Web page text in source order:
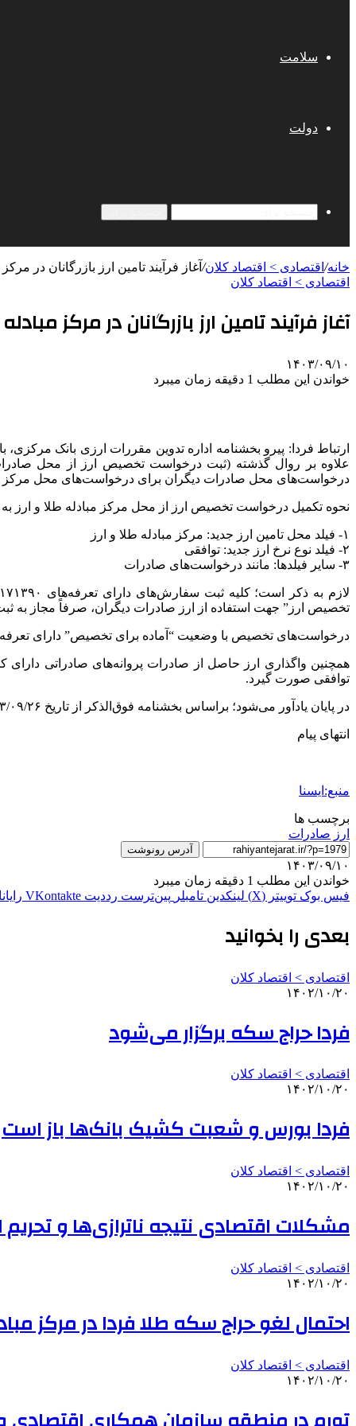
سلامت
دولت
خانه/ اقتصادی > اقتصاد کلان/ آغاز فرآیند تامین ارز بازرگانان در مرکز
اقتصادی > اقتصاد کلان
آغاز فرآیند تامین ارز بازرگانان در مرکز مبادله
۱۴۰۳/۰۹/۱۰
خواندن این مطلب 1 دقیقه زمان میبرد
ارتباط فردا: پیرو بخشنامه اداره تدوین مقررات ارزی بانک
علاوه بر روال گذشته (ثبت درخواست تخصیص ارز از محل
درخواست‌های محل صادرات دیگران برای درخواست‌های محل مرکز
نحوه تکمیل درخواست تخصیص ارز از محل مرکز مبادله طلا و ارز
۱- فیلد محل تامین ارز جدید: مرکز مبادله طلا و ارز
۲- فیلد نوع نرخ ارز جدید: توافقی
۳- سایر فیلدها: مانند درخواست‌های صادرات
تخصیص ارز” جهت استفاده از ارز صادرات دیگران، صرفاً مجاز به
درخواست‌های تخصیص با وضعیت “آماده برای تخصیص” دارای
همچنین واگذاری ارز حاصل از صادرات پروانه‌های صادراتی دارای
توافقی صورت گیرد.
در پایان یادآور می‌شود؛ براساس بخشنامه فوق‌الذکر از تاریخ ۱۴۰۳/۰۹/۲۶ به بعد، خرید ارز حاصل از صادرات دیگران فقط در مرکز مبادله ارز و طلای ایران صورت می‌پذیرد.
انتهای پیام
منبع:ایسنا
برچسب ها
ارز صادرات
آدرس رونوشت
۱۴۰۳/۰۹/۱۰
خواندن این مطلب 1 دقیقه زمان میبرد
فیس بوک توییتر (X) لینکدین ‫تامبلر ‫پین‌ترست ‫رددیت ‫VKontakte
بعدی را بخوانید
اقتصادی > اقتصاد کلان
۱۴۰۲/۱۰/۲۰
فردا حراج سکه برگزار می‌شود
اقتصادی > اقتصاد کلان
۱۴۰۲/۱۰/۲۰
فردا بورس و شعبت کشیک بانک‌ها باز است
اقتصادی > اقتصاد کلان
۱۴۰۲/۱۰/۲۰
مشکلات اقتصادی نتیجه ناترازی‌ها و
اقتصادی > اقتصاد کلان
۱۴۰۲/۱۰/۲۰
احتمال لغو حراج سکه طلا فردا در مرکز
اقتصادی > اقتصاد کلان
۱۴۰۲/۱۰/۲۰